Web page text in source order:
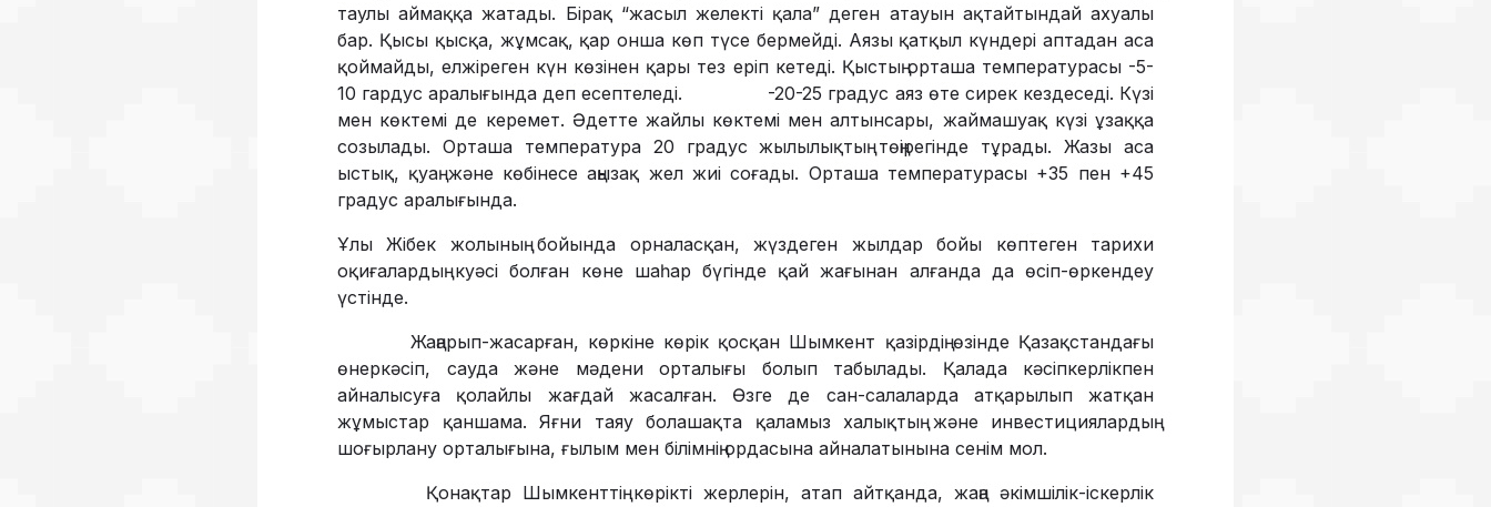
таулы аймаққа жатады. Бірақ “жасыл желекті қала” деген атауын ақтайтындай ахуалы
бар. Қысы қысқа, жұмсақ, қар онша көп түсе бермейді. Аязы қатқыл күндері аптадан аса
қоймайды, елжіреген күн көзінен қары тез еріп кетеді. Қыстың орташа температурасы -5-
10 гардус аралығында деп есептеледі. -20-25 градус аяз өте сирек кездеседі. Күзі
мен көктемі де керемет. Әдетте жайлы көктемі мен алтынсары, жаймашуақ күзі ұзаққа
созылады. Орташа температура 20 градус жылылықтың төңірегінде тұрады. Жазы аса
ыстық, қуаң және көбінесе аңызақ жел жиі соғады. Орташа температурасы +35 пен +45
градус аралығында.
Ұлы Жібек жолының бойында орналасқан, жүздеген жылдар бойы көптеген тарихи
оқиғалардың куәсі болған көне шаһар бүгінде қай жағынан алғанда да өсіп-өркендеу
үстінде.
Жаңарып-жасарған, көркіне көрік қосқан Шымкент қазірдің өзінде Қазақстандағы
өнеркәсіп, сауда және мәдени орталығы болып табылады. Қалада кәсіпкерлікпен
айналысуға қолайлы жағдай жасалған. Өзге де сан-салаларда атқарылып жатқан
жұмыстар қаншама. Яғни таяу болашақта қаламыз халықтың және инвестициялардың
шоғырлану орталығына, ғылым мен білімнің ордасына айналатынына сенім мол.
Қонақтар Шымкенттің көрікті жерлерін, атап айтқанда, жаңа әкімшілік-іскерлік